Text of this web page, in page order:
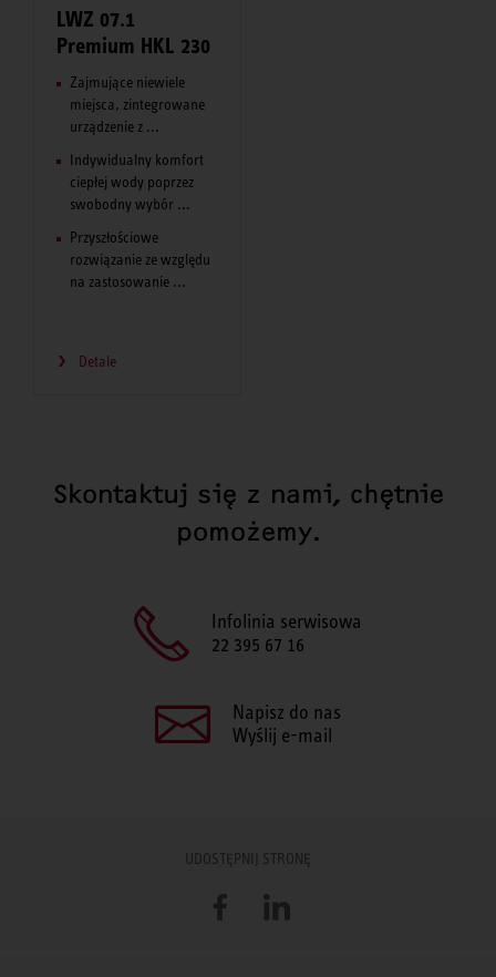
LWZ 07.1
Premium HKL 230
Zajmujące niewiele
miejsca, zintegrowane
urządzenie z ...
Indywidualny komfort
ciepłej wody poprzez
swobodny wybór ...
Przyszłościowe
rozwiązanie ze względu
na zastosowanie ...
Detale
Skontaktuj się z nami, chętnie
pomożemy.
Infolinia serwisowa
22 395 67 16
Napisz do nas
Wyślij e-mail
UDOSTĘPNIJ STRONĘ
FacebookLinkedIn